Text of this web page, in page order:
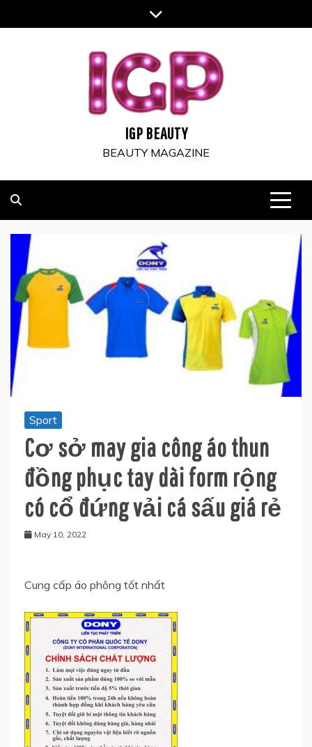
to
IGP BEAUTY
BEAUTY MAGAZINE
Sport
Cơ sở may gia công áo thun
đồng phục tay dài form rộng
có cổ đứng vải cá sấu giá rẻ
May 10, 2022
Cung cấp áo phông tốt nhất